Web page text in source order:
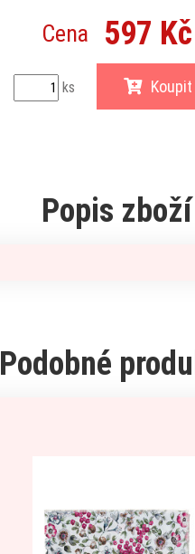
Cena 597 Kč
ks Koupit
Popis zboží
Podobné